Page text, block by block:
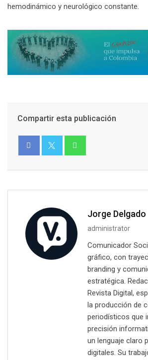
hemodinámico y neurológico constante.
Compartir esta publicación
Jorge Delgado
administrator
Comunicador
gráfico, con
branding y
estratégica.
Revista Digital,
la producción de
periodísticos que
precisión
un lenguaje claro
digitales. Su